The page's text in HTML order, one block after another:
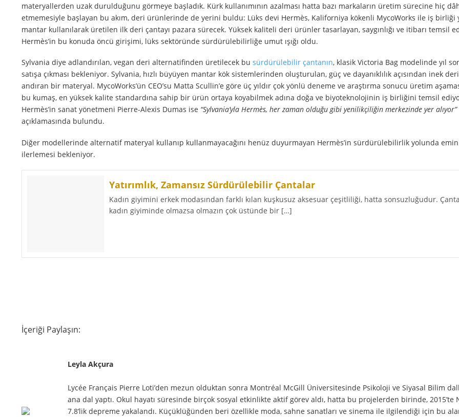
materyallerden uzak durulduğunu görmeye başladık. Kürk kullanımının azalması hatta bazı markaların üretim sürecine hiç
etmemesiyle başlayan bu akım, deri ürünlerinde de yerini buldu: Lüks devi Hermès, Kaliforniya kökenli MycoWorks ile iş birliği
mantar kullanılarak üretilen ilk deri çantayı pazara sürecek. Yüksek kaliteli deri ürünler tasarlayan, saygınlığı ve itibarı temsil
Hermès’in bu konuda öncü girişimi, lüks sektöründe sürdürülebilirliğe umut ışığı oldu.
Sylvania diye adlandırılan, vegan deri alternatifinden üretilecek bu sürdürülebilir çantanın, klasik Victoria Bag modelinde yıl
satışa çıkması bekleniyor. Sylvania, hızlı büyüyen mantar kök sistemlerinden oluşturulan, güç ve dayanıklılık açısından inek
andıran bir materyal. MycoWorks’ün CEO’su Matta Scullin’e göre üç yıldır çok yönlü deneme ve araştırma sonucu üretim
bu kumaş, en yüksek kalite standardına sahip bir ürün ortaya koyabilmek adına doğa ve biyoteknolojinin iş birliğini temsil
Hermès’in sanat yönetmeni Pierre-Alexis Dumas ise “Sylvania’yla Hermès, her zaman olduğu gibi yenilikçiliğin merkezinde yer alıyor”
açıklamasında bulundu.
Diğer modellerinde alternatif materyal kullanıp kullanmayacağını henüz duyurmayan Hermès’in sürdürülebilirlik yolunda emin
ilerlemesi bekleniyor.
Yatırımlık, Zamansız Sürdürülebilir Çantalar
Kadın giyimini erkek modasından farklı kılan kuşkusuz aksesuar çeşitliliği, hatta sonsuzluğudur.
kadın giyiminde olmazsa olmazın çok üstünde bir […]
İçeriği Paylaşın:
Leyla Akçura
Lycée Français Pierre Loti’den mezun olduktan sonra Montréal McGill Üniversitesinde Psikoloji ve Siyasal Bilim
ana dal yaptı. Okul hayatı süresinde birçok sosyal etkinlikte aktif görev aldı, hatta bu projelerden birinde, 2015’te
7.8’lik depreme yakalandı. Küçüklüğünden beri özellikle moda, sahne sanatları ve sinema ile ilgilendiği için bu